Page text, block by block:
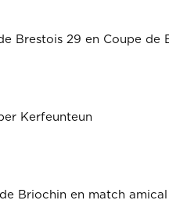
Brestois 29 en Coupe de
Kerfeunteun
Briochin en match amical